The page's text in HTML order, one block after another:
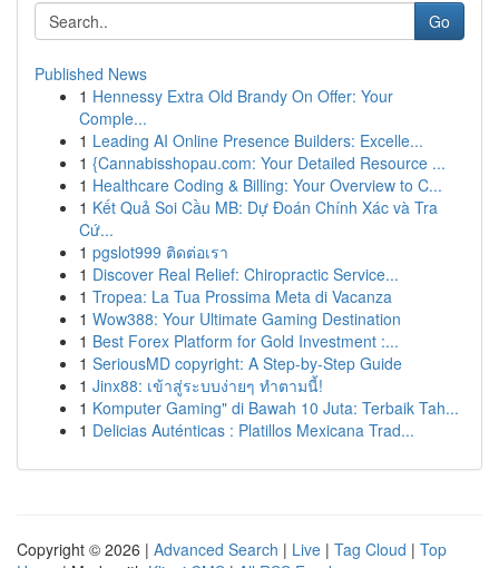
Go
Published News
1 Hennessy Extra Old Brandy On Offer: Your
Comple...
1 Leading AI Online Presence Builders: Excelle...
1 {Cannabisshopau.com: Your Detailed Resource ...
1 Healthcare Coding & Billing: Your Overview to C...
1 Kết Quả Soi Cầu MB: Dự Đoán Chính Xác và Tra
Cứ...
1 pgslot999 ติดต่อเรา
1 Discover Real Relief: Chiropractic Service...
1 Tropea: La Tua Prossima Meta di Vacanza
1 Wow388: Your Ultimate Gaming Destination
1 Best Forex Platform for Gold Investment :...
1 SeriousMD copyright: A Step-by-Step Guide
1 Jinx88: เข้าสู่ระบบง่ายๆ ทำตามนี้!
1 Komputer Gaming" di Bawah 10 Juta: Terbaik Tah...
1 Delicias Auténticas : Platillos Mexicana Trad...
Copyright © 2026 | Advanced Search | Live | Tag Cloud | Top